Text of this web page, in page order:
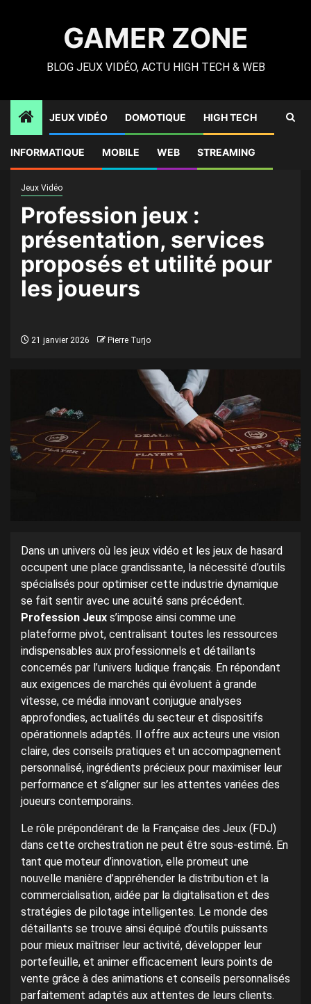
GAMER ZONE
BLOG JEUX VIDÉO, ACTU HIGH TECH & WEB
JEUX VIDÉO DOMOTIQUE HIGH TECH
INFORMATIQUE MOBILE WEB STREAMING
services proposés et utilité pour les joueurs
Jeux Vidéo
Profession jeux :
présentation, services
proposés et utilité pour
les joueurs
21 janvier 2026 Pierre Turjo
Dans un univers où les jeux vidéo et les jeux de hasard
occupent une place grandissante, la nécessité d’outils
spécialisés pour optimiser cette industrie dynamique
se fait sentir avec une acuité sans précédent.
Profession Jeux s’impose ainsi comme une
plateforme pivot, centralisant toutes les ressources
indispensables aux professionnels et détaillants
concernés par l’univers ludique français. En répondant
aux exigences de marchés qui évoluent à grande
vitesse, ce média innovant conjugue analyses
approfondies, actualités du secteur et dispositifs
opérationnels adaptés. Il offre aux acteurs une vision
claire, des conseils pratiques et un accompagnement
personnalisé, ingrédients précieux pour maximiser leur
performance et s’aligner sur les attentes variées des
joueurs contemporains.
Le rôle prépondérant de la Française des Jeux (FDJ)
dans cette orchestration ne peut être sous-estimé. En
tant que moteur d’innovation, elle promeut une
nouvelle manière d’appréhender la distribution et la
commercialisation, aidée par la digitalisation et des
stratégies de pilotage intelligentes. Le monde des
détaillants se trouve ainsi équipé d’outils puissants
pour mieux maîtriser leur activité, développer leur
portefeuille, et animer efficacement leurs points de
vente grâce à des animations et conseils personnalisés
parfaitement adaptés aux attentes de leurs clients.